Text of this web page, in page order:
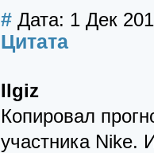
# Дата: 1 Дек
Цитата
Ilgiz
Копировал
участника Nike.